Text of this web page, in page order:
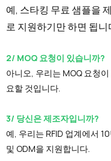
예, 스타킹 무료 샘플을
로 지원하기만 하면 됩니
2/ MOQ 요청이 있습니까?
아니오, 우리는 MOQ 요청
요할 것입니다.
3/ 당신은 제조자입니까?
예, 우리는 RFID 업계에서
및 ODM을 지원합니다.